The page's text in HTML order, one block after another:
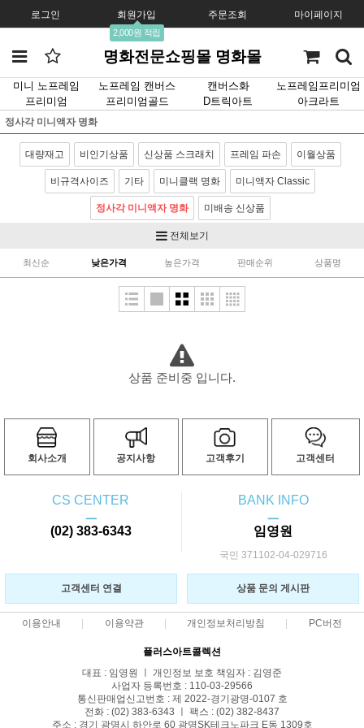
로그인 회원가입
2,000원 적립
주문조회 마이페이지
명화전문쇼핑몰 명화몰
미니 노프레임 노프레임 캔버스 캔버스화
노프레임프리미엄
프리미엄
프리미엄골드 D트릭아트 아크라트
정사각 미니액자 명화
대량재고 비인기상품 신상품 스크래치 프레임 파손 이월상품
비규격사이즈 기타 미니클랙 명화 미니액자 Classic
정사각 미니액자 명화 미배송 신상품
전체보기
최신순 낮은가격 높은가격 판매순위 상품명
상품 준비중 입니다.
회사소개 공지사항 고객후기 고객센터
CS CENTER
ㅡ
(02) 383-6343
BANK INFO
ㅡ
임영원
국민 371102-04-029716
고객센터 연결 상품 문의 게시판
이용안내 이용약관 개인정보처리방침 PC버전
플러스아트콜렉션
대표 : 임영원 ㅣ 개인정보 보호 책임자 : 김영준
사업자 등록번호 : 110-03-29566
통신판매업신고번호 : 제 2022-경기광명-0107 호
전화 : (02) 383-6343 ㅣ 팩스 : (02) 382-8437
주소 : 경기 광명시 하안로 60 광명SK테크노파크 E동 1309호